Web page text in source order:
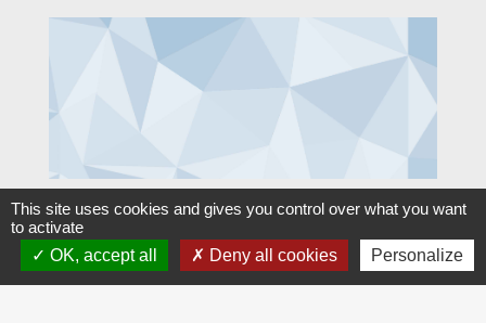
This site uses cookies and gives you control over what you want
to activate
OK, accept all
Deny all cookies Personalize